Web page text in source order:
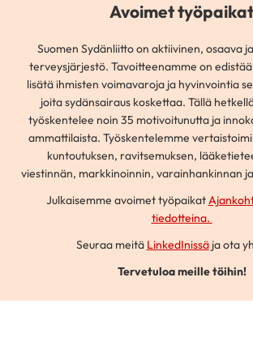
Avoimet työpaikat
Suomen Sydänliitto on aktiivinen, osaava
terveysjärjestö. Tavoitteenamme on
lisätä ihmisten voimavaroja ja hyvinvointia
joita sydänsairaus koskettaa. Tällä
työskentelee noin 35 motivoitunutta ja
ammattilaista. Työskentelemme
kuntoutuksen, ravitsemuksen,
viestinnän, markkinoinnin, varainhankinnan
Julkaisemme avoimet työpaikat
tiedotteina.
Seuraa meitä LinkedInissäja ota
Tervetuloa meille töihin!